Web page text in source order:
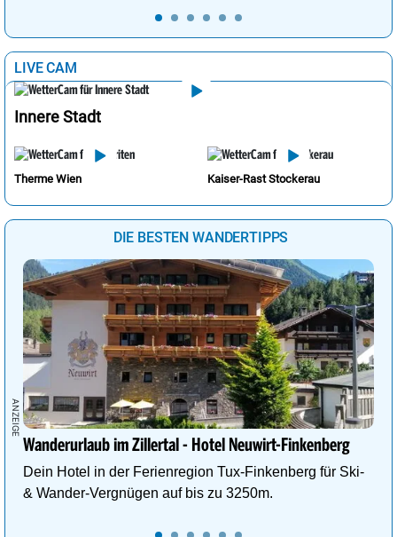
LIVE CAM
Innere Stadt
Therme Wien Kaiser-Rast Stockerau
DIE BESTEN WANDERTIPPS
Wanderurlaub im Zillertal - Hotel Neuwirt-Finkenberg
Dein Hotel in der Ferienregion Tux-Finkenberg für Ski-
& Wander-Vergnügen auf bis zu 3250m.